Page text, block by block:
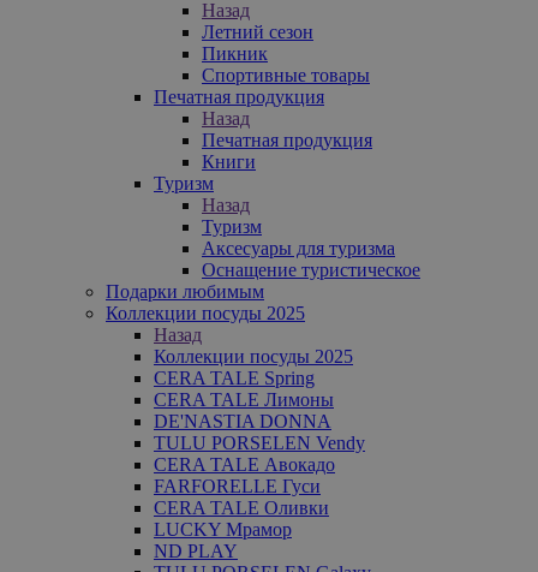
Назад
Летний сезон
Пикник
Спортивные товары
Печатная продукция
Назад
Печатная продукция
Книги
Туризм
Назад
Туризм
Аксесуары для туризма
Оснащение туристическое
Подарки любимым
Коллекции посуды 2025
Назад
Коллекции посуды 2025
CERA TALE Spring
CERA TALE Лимоны
DE'NASTIA DONNA
TULU PORSELEN Vendy
CERA TALE Авокадо
FARFORELLE Гуси
CERA TALE Оливки
LUCKY Мрамор
ND PLAY